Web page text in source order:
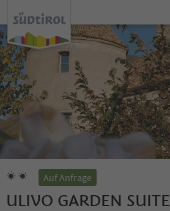
Auf Anfrage
ULIVO GARDEN SUITE